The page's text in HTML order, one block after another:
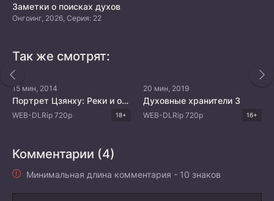
Заметки о поисках духов
Онгоинг, 2026, Серия: 22
Так же смотрят:
15 мин, 2014
Портрет Цзянху: Реки и озёра
WEB-DLRip 720p 18+
20 мин, 2019
Духовные хранители 3
WEB-DLRip 720p 16+
Комментарии (4)
Минимальная длина комментария - 10 знаков